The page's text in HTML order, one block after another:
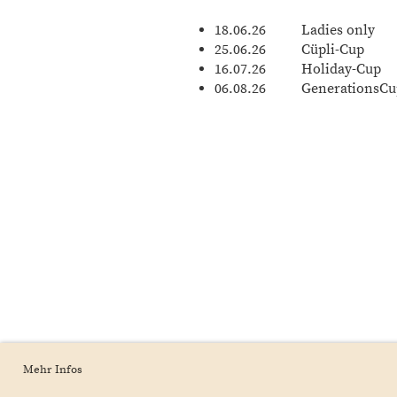
Mehr Infos
18.06.26 Ladies only
25.06.26 Cüpli-Cup
16.07.26 Holiday-Cup
06.08.26